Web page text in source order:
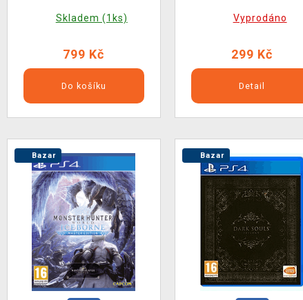
Skladem (1ks)
799 Kč
Do košíku
Vyprodáno
299 Kč
Detail
Bazar Bazar